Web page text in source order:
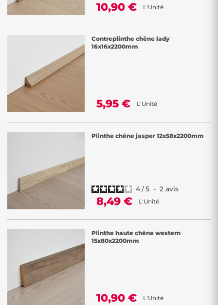
10,90 € L'Unité
Contreplinthe chêne lady
16x16x2200mm
5,95 € L'Unité
Plinthe chêne jasper 12x58x2200mm
4/5 - 2 avis
8,49 € L'Unité
Plinthe haute chêne western
15x80x2200mm
10,90 € L'Unité